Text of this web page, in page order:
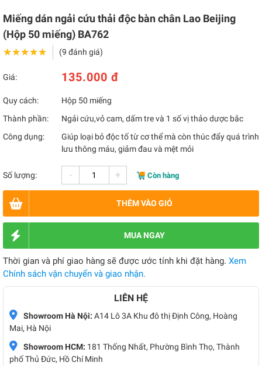
Miếng dán ngải cứu thải độc bàn chân Lao Beijing
(Hộp 50 miếng) BA762
★★★★★
★★★★★ (9 đánh giá)
Giá: 135.000 đ
Quy cách:
Hộp 50 miếng
Thành phần:
Ngải cứu,vỏ cam, dấm tre và 1 số vị thảo dược bắc
Công dụng:
Giúp loại bỏ độc tố từ cơ thể mà còn thúc đẩy quá trình
lưu thông máu, giảm đau và mệt mỏi
Số lượng: - + Còn hàng
THÊM VÀO GIỎ
MUA NGAY
Thời gian và phí giao hàng sẽ được ước tính khi đặt hàng. Xem
Chính sách vận chuyển và giao nhận.
LIÊN HỆ
Showroom Hà Nội: A14 Lô 3A Khu đô thị Định Công, Hoàng
Mai, Hà Nội
Showroom HCM: 181 Thống Nhất, Phường Bình Thọ, Thành
phố Thủ Đức, Hồ Chí Minh